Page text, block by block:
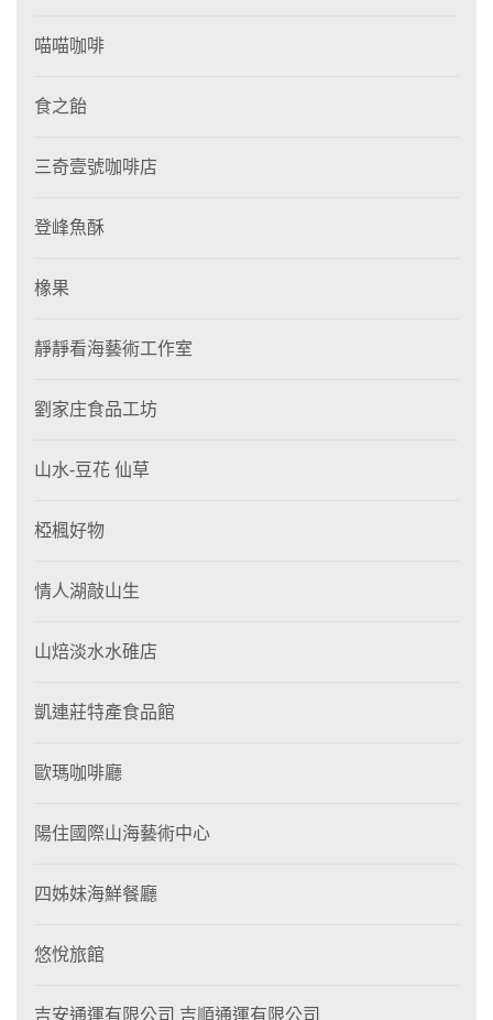
喵喵咖啡
食之飴
三奇壹號咖啡店
登峰魚酥
橡果
靜靜看海藝術工作室
劉家庄食品工坊
山水-豆花 仙草
椏楓好物
情人湖敲山生
山焙淡水水碓店
凱連莊特產食品館
歐瑪咖啡廳
陽住國際山海藝術中心
四姊妹海鮮餐廳
悠悅旅館
吉安通運有限公司 吉順通運有限公司